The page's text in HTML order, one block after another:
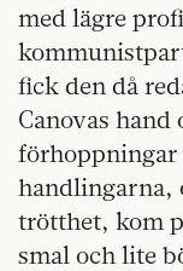
med lägre
fick den då
Canovas
förhoppningar
handlingarna,
trötthet, kom
smal och lite